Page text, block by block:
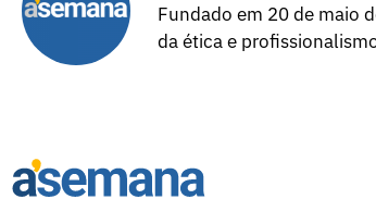
Fundado em 20 de maio
da ética e